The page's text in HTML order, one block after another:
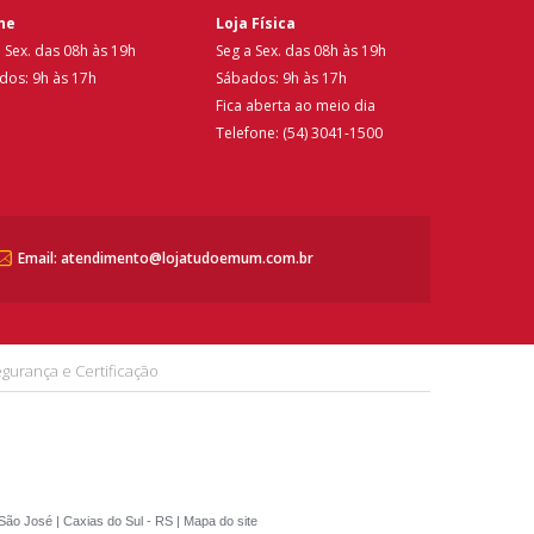
Sex. das 08h às 19h
9h às 17h
Loja Física
Seg a Sex. das 08h às 19h
Sábados: 9h às 17h
Fica aberta ao meio dia
Telefone: (54) 3041-1500
Email: atendimento@lojatudoemum.com.br
e Certificação
José | Caxias do Sul - RS | Mapa do site